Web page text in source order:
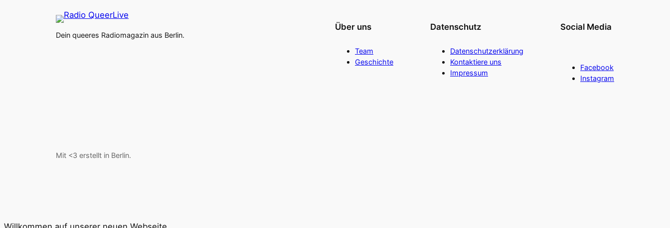
Dein queeres Radiomagazin aus Berlin.
Über uns
Team
Geschichte
Datenschutz
Datenschutzerklärung
Kontaktiere uns
Impressum
Social Media
Facebook
Instagram
Mit <3 erstellt in Berlin.